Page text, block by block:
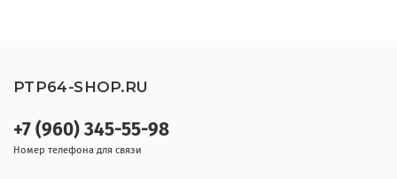
+7 (960) 345-55-98
Номер телефона для связи
PTP64-SHOP.RU